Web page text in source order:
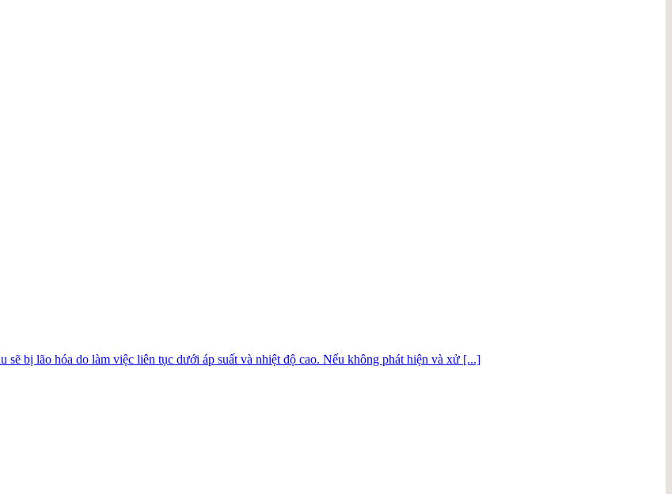
bị lão hóa do làm việc liên tục dưới áp suất và nhiệt độ cao. Nếu không phát hiện và xử [...]